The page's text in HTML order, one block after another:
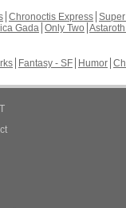
Chronoctis Express
Gada Only Two
Fantasy - SF Humor